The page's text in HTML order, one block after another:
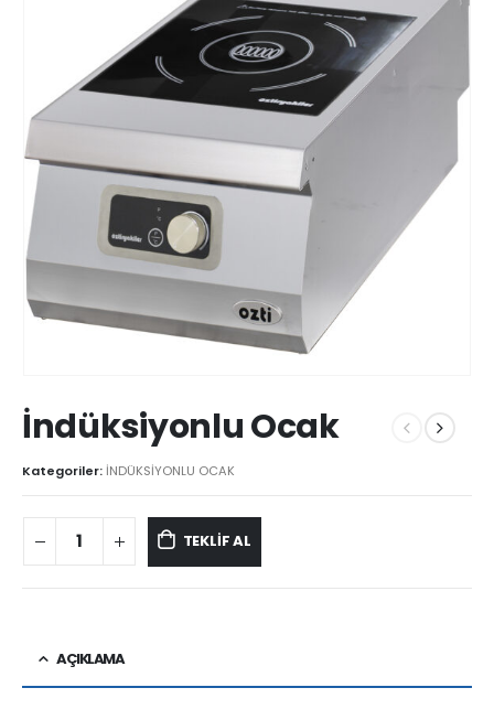
İndüksiyonlu Ocak
Kategoriler: İNDÜKSİYONLU OCAK
TEKLİF AL
AÇIKLAMA